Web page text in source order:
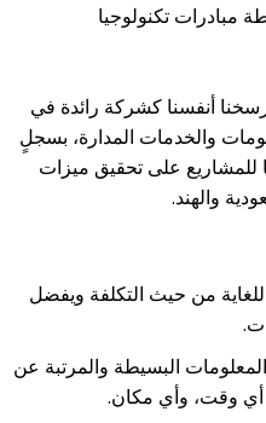
مبادرات تكنولوجيا
أنفسنا كشركة رائدة في
والخدمات المدارة، بسجلٍ
للمشاريع على تحقيق ميزات
والهند.
من حيث التكلفة ويفضل
البسيطة والمرتبة عن
أي وقت، وأي مكان.